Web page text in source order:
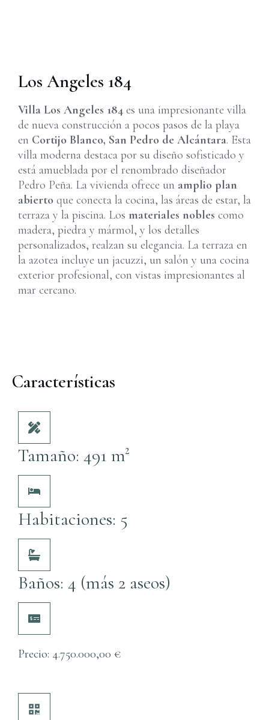
Los Angeles 184
Villa Los Angeles 184 es una impresionante villa
de nueva construcción a pocos pasos de la playa
en Cortijo Blanco, San Pedro de Alcántara. Esta
villa moderna destaca por su diseño sofisticado y
está amueblada por el renombrado diseñador
Pedro Peña. La vivienda ofrece un amplio plan
abierto que conecta la cocina, las áreas de estar, la
terraza y la piscina. Los materiales nobles como
madera, piedra y mármol, y los detalles
personalizados, realzan su elegancia. La terraza en
la azotea incluye un jacuzzi, un salón y una cocina
exterior profesional, con vistas impresionantes al
mar cercano.
Características
Tamaño: 491 m²
Habitaciones: 5
Baños: 4 (más 2 aseos)
Precio: 4.750.000,00 €